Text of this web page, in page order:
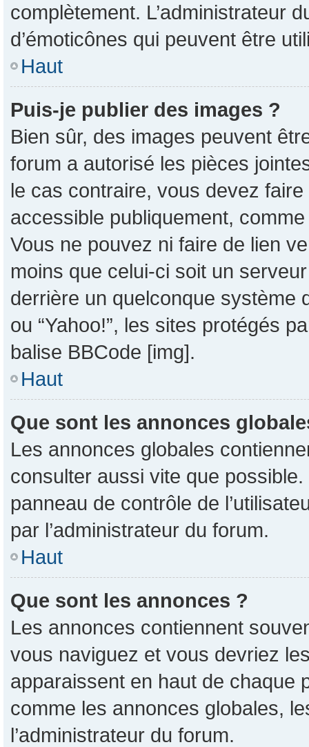
complètement. L’administrateur
d’émoticônes qui peuvent être
Haut
Puis-je publier des images ?
Bien sûr, des images peuvent
forum a autorisé les pièces
le cas contraire, vous devez
accessible publiquement,
Vous ne pouvez ni faire de lien
moins que celui-ci soit un
derrière un quelconque système
ou “Yahoo!”, les sites protégés
balise BBCode [img].
Haut
Que sont les annonces
Les annonces globales
consulter aussi vite que
panneau de contrôle de
par l’administrateur du forum.
Haut
Que sont les annonces ?
Les annonces contiennent
vous naviguez et vous devriez
apparaissent en haut de chaque
comme les annonces globales,
l’administrateur du forum.